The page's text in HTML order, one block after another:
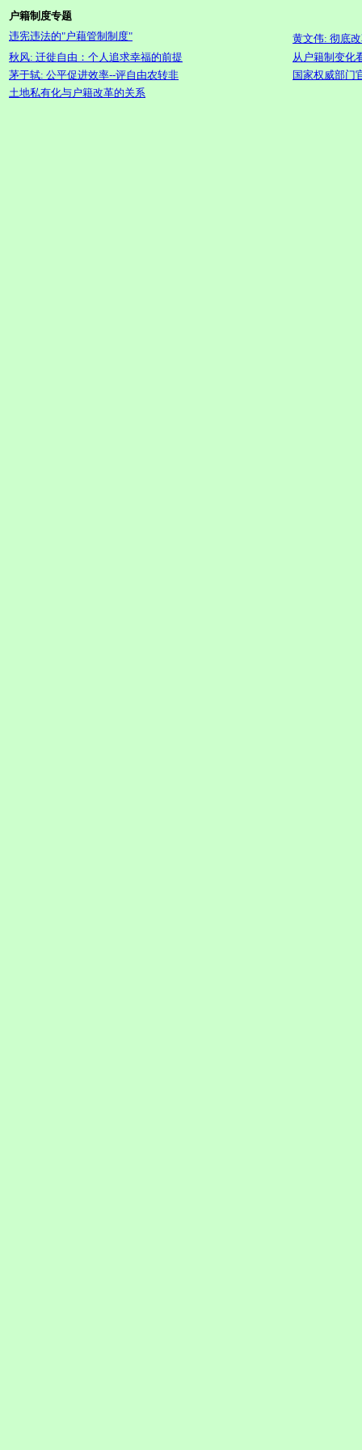
户籍制度专题
违宪违法的"户藉管制制度"
黄文伟: 彻底
秋风: 迁徙自由：个人追求幸福的前提
从户籍制变化
茅于轼: 公平促进效率--评自由农转非
国家权威部门
土地私有化与户籍改革的关系